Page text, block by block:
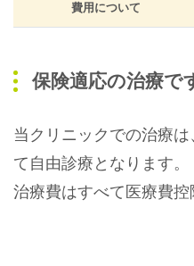
費用について
保険適応の治療で
当クリニックでの治療
て自由診療となります。
治療費はすべて医療費控